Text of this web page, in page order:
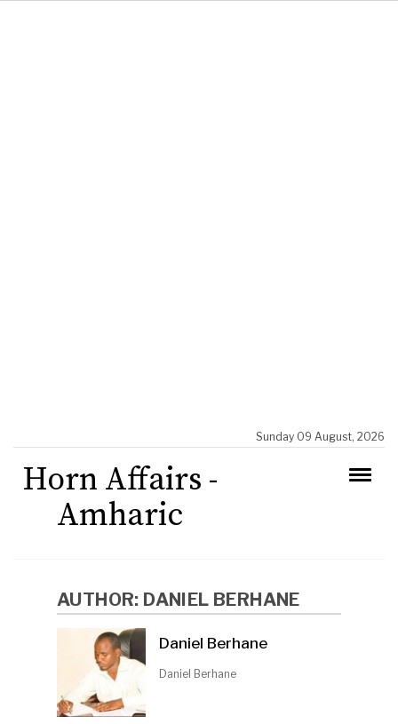
Sunday 09 August, 2026
Horn Affairs -
Amharic
AUTHOR: DANIEL BERHANE
Daniel Berhane
Daniel Berhane